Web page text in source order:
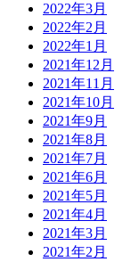
2022年3月
2022年2月
2022年1月
2021年12月
2021年11月
2021年10月
2021年9月
2021年8月
2021年7月
2021年6月
2021年5月
2021年4月
2021年3月
2021年2月